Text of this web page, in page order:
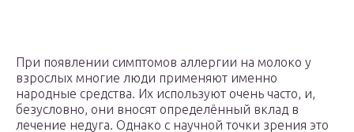
При появлении симптомов аллергии на молоко у
взрослых многие люди применяют именно
народные средства. Их используют очень часто, и,
безусловно, они вносят определённый вклад в
лечение недуга. Однако с научной точки зрения это